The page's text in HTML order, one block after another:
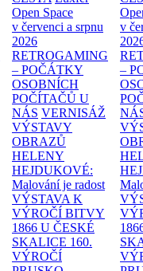
Open Space
v červenci a srpnu
2026
RETROGAMING
– POČÁTKY
OSOBNÍCH
POČÍTAČŮ U
NÁS VERNISÁŽ
VÝSTAVY
OBRAZŮ
HELENY
HEJDUKOVÉ:
Malování je radost
VÝSTAVA K
VÝROČÍ BITVY
1866 U ČESKÉ
SKALICE 160.
VÝROČÍ
v
–